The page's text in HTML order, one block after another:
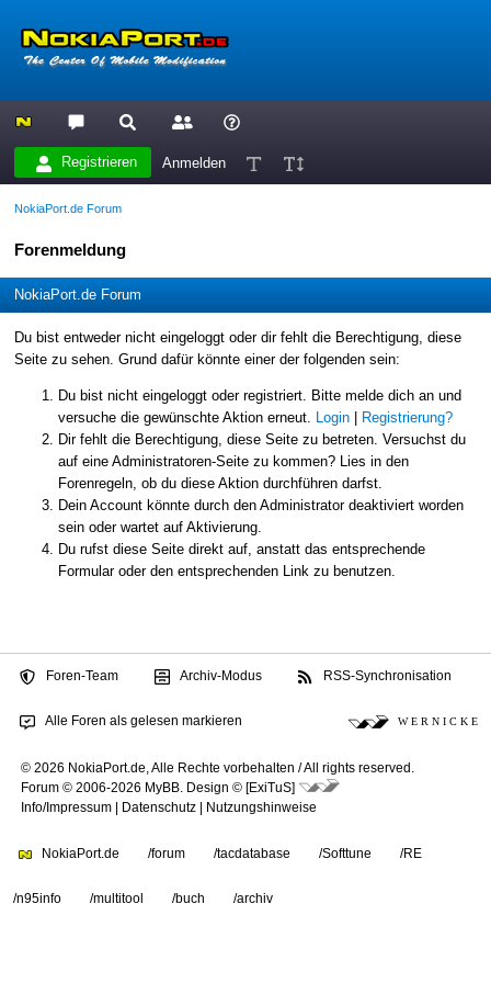
Registrieren Anmelden
NokiaPort.de Forum
Forenmeldung
NokiaPort.de Forum
Du bist entweder nicht eingeloggt oder dir fehlt die Berechtigung, diese
Seite zu sehen. Grund dafür könnte einer der folgenden sein:
Du bist nicht eingeloggt oder registriert. Bitte melde dich an und
versuche die gewünschte Aktion erneut.
Login|
Registrierung?
Dir fehlt die Berechtigung, diese Seite zu betreten. Versuchst du
auf eine Administratoren-Seite zu kommen? Lies in den
Forenregeln, ob du diese Aktion durchführen darfst.
Dein Account könnte durch den Administrator deaktiviert worden
sein oder wartet auf Aktivierung.
Du rufst diese Seite direkt auf, anstatt das entsprechende
Formular oder den entsprechenden Link zu benutzen.
Foren-Team Archiv-Modus RSS-Synchronisation
Alle Foren als gelesen markieren W E R N I C K E
© 2026 NokiaPort.de, Alle Rechte vorbehalten /All rights reserved.
Forum © 2006-2026 MyBB
Design © [ExiTuS]
Info/Impressum
Datenschutz Nutzungshinweise
NokiaPort.de /forum /tacdatabase /Softtune /RE
/n95info /multitool /buch /archiv